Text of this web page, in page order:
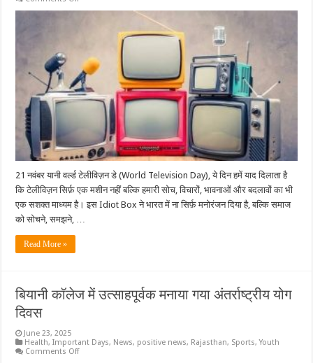
to
Smart
Box
21 नवंबर यानी वर्ल्ड टेलीविज़न डे (World Television Day), ये दिन हमें याद दिलाता है
कि टेलीविज़न सिर्फ़ एक मशीन नहीं बल्कि हमारी सोच, विचारों, भावनाओं और बदलावों का भी
एक सशक्त माध्यम है। इस Idiot Box ने भारत में ना सिर्फ़ मनोरंजन दिया है, बल्कि समाज
को सोचने, समझने, …
Read More »
बियानी कॉलेज में उत्साहपूर्वक मनाया गया अंतर्राष्ट्रीय योग
दिवस
June 23, 2025
Health,Important Days, News, positive news, Rajasthan, Sports,Youth
Comments Offon